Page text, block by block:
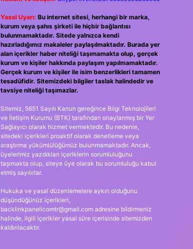
Yasal Uyarı: Bu internet sitesi, herhangi bir marka,
kurum veya şahıs şirketi ile hiçbir bağlantısı
bulunmamaktadır. Sitede yalnızca kendi
hazırladığımız makaleler paylaşılmaktadır. Burada yer
alan içerikler haber niteliği taşımamakta olup, gerçek
kurum ve kişiler hakkında paylaşım yapılmamaktadır.
Gerçek kurum ve kişiler ile isim benzerlikleri tamamen
tesadüfidir. Sitemizdeki bilgiler taslak halindedir ve
tavsiye niteliği taşımazlar.
Sitemiz, 5651 Sayılı Kanun gereğince Bilgi Teknolojileri
ve İletişim Kurumu (BTK) tarafından onaylanmış bir Yer
Sağlayıcı olarak hizmet vermektedir. Bu nedenle,
sitedeki içerikleri proaktif olarak denetleme veya
araştırma yükümlülüğümüz bulunmamaktadır. Ancak,
üyelerimiz yazdıkları içeriklerin sorumluluğunu
taşımakta olup, siteye üye olarak bu sorumluluğu kabul
etmiş sayılırlar.
Hukuka ve yasal düzenlemelere aykırı olduğunu
düşündüğünüz içerikleri,
backlinkpanelicomtr@gmail.comadresine bildirmeniz
halinde, ilgili içerikler yasal süre içerisinde sitemizden
kaldırılacaktır.